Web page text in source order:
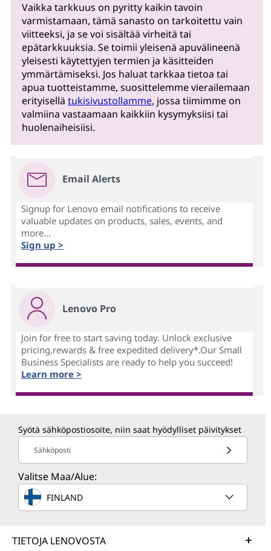
Vaikka tarkkuus on pyritty kaikin tavoin
varmistamaan, tämä sanasto on tarkoitettu vain
viitteeksi, ja se voi sisältää virheitä tai
epätarkkuuksia. Se toimii yleisenä apuvälineenä
yleisesti käytettyjen termien ja käsitteiden
ymmärtämiseksi. Jos haluat tarkkaa tietoa tai
apua tuotteistamme, suosittelemme vierailemaan
erityisellä tukisivustollamme, jossa tiimimme on
valmiina vastaamaan kaikkiin kysymyksiisi tai
huolenaiheisiisi.
Email Alerts
Signup for Lenovo email notifications to receive
valuable updates on products, sales, events, and
more...
Sign up >
Lenovo Pro
Join for free to start saving today. Unlock exclusive
pricing,rewards & free expedited delivery*.Our Small
Business Specialists are ready to help you succeed!
Learn more >
Syötä sähköpostiosoite, niin saat hyödylliset päivitykset
Sähköposti
Valitse Maa/Alue:
FINLAND
TIETOJA LENOVOSTA